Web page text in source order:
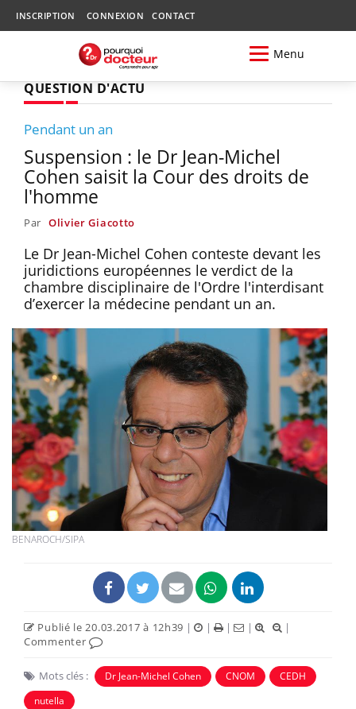
INSCRIPTION CONNEXION CONTACT
Menu
QUESTION D'ACTU
Pendant un an
Suspension : le Dr Jean-Michel
Cohen saisit la Cour des droits de
l'homme
Par Olivier Giacotto
Le Dr Jean-Michel Cohen conteste devant les
juridictions européennes le verdict de la
chambre disciplinaire de l'Ordre l'interdisant
d’exercer la médecine pendant un an.
BENAROCH/SIPA
Publié le 20.03.2017 à 12h39 | | | |
|
Commenter
Mots clés : Dr Jean-Michel Cohen CNOM
CEDH
nutella